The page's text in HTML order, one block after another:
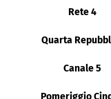
Rete 4
Quarta
Canale 5
Pomeriggio